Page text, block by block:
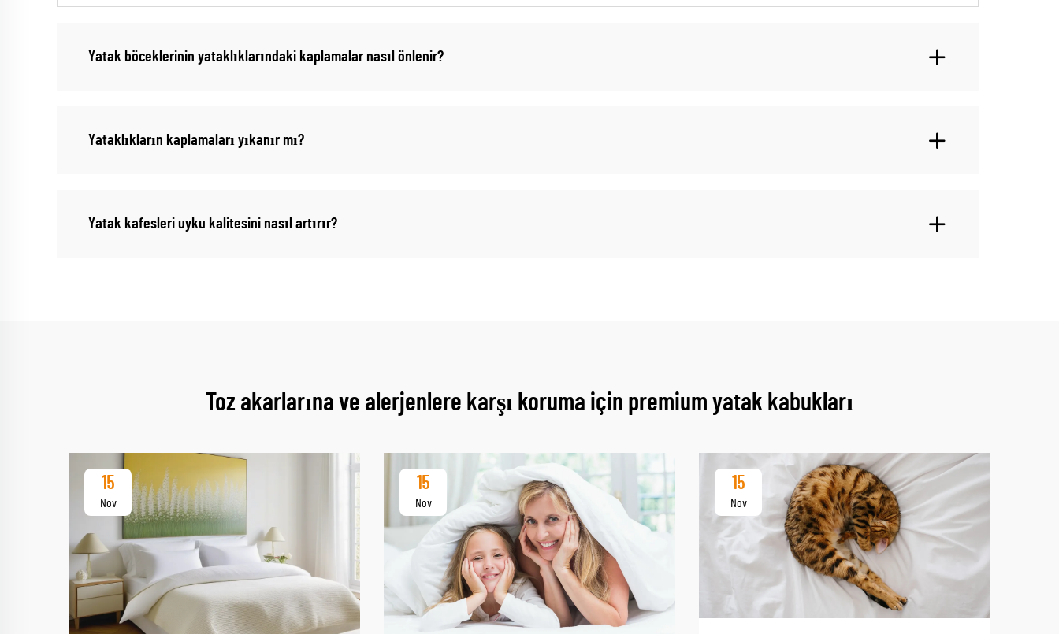
Yatak böceklerinin yataklıklarındaki kaplamalar nasıl önlenir?
Yataklıkların kaplamaları yıkanır mı?
Yatak kafesleri uyku kalitesini nasıl artırır?
Toz akarlarına ve alerjenlere karşı koruma için premium yatak kabukları
15
Nov
15
Nov
15
Nov